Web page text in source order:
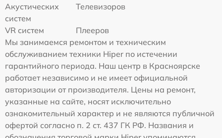
Акустических
систем
Телевизоров
VR систем
Плееров
Мы занимаемся ремонтом и техническим
обслуживанием техники Hiper по истечении
гарантийного периода. Наш центр в Красноярске
работает независимо и не имеет официальной
авторизации от производителя. Цены на ремонт,
указанные на сайте, носят исключительно
ознакомительный характер и не являются публичной
офертой согласно п. 2 ст. 437 ГК РФ. Названия и